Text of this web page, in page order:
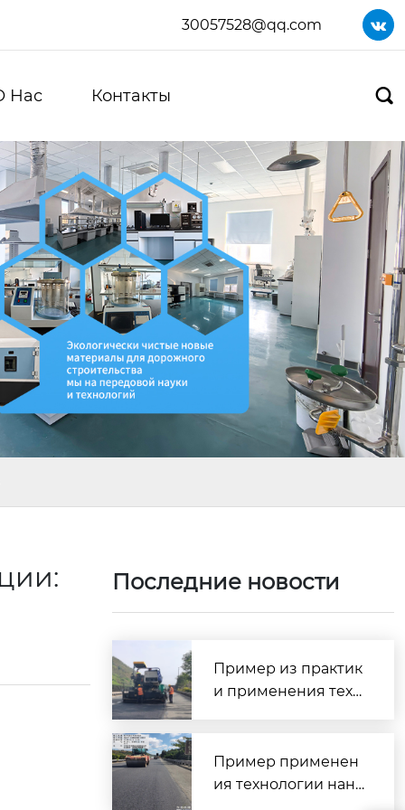
30057528@qq.com 
Нас Контакты 
Последние новости
Пример из практик
и применения техн
окрытия SMC — про
ект профилактичес
Пример применен
ия технологии нане